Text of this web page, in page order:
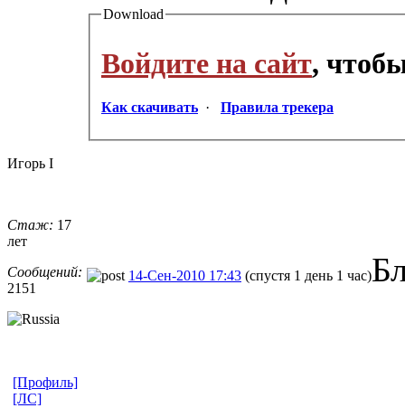
Download
Войдите на сайт,
Как скачивать · Правила трекера
Игорь I
Стаж: 17
лет
Сообщений:
2151
14-Сен-2010 17:43 (спустя 1 день 1 час)
[Профиль]
[ЛС]